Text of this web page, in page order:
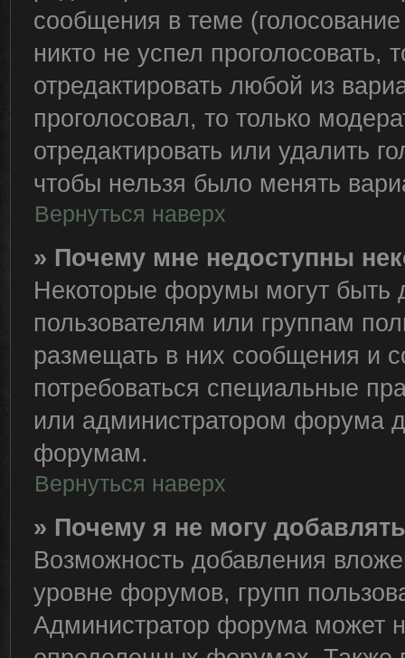
сообщения в теме
никто не успел проголосовать,
отредактировать любой из
проголосовал, то только
отредактировать или удалить
чтобы нельзя было менять
Вернуться наверх
» Почему мне недоступны
Некоторые форумы могут быть
пользователям или группам
размещать в них сообщения и
потребоваться специальные
или администратором форума
форумам.
Вернуться наверх
» Почему я не могу
Возможность добавления
уровне форумов, групп
Администратор форума может